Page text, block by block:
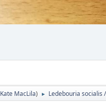
Kate MacLila) ► Ledebouria socialis